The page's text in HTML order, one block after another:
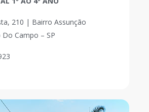
210 | Bairro Assunção
Campo – SP